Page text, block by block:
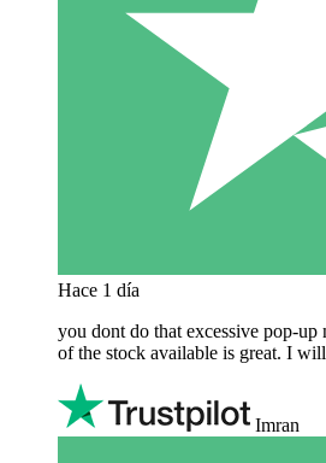
Hace 1 día
you dont do that excessive pop-
of the stock available is great. I
Imran